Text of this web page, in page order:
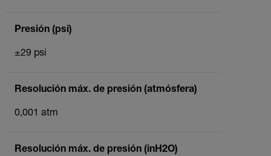
Presión (psi)
±29 psi
Resolución máx. de presión (atmósfera)
0,001 atm
Resolución máx. de presión (inH2O)